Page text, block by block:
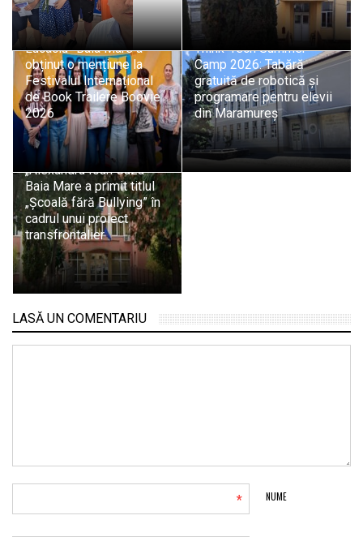
Echipa Colegiului „Vasile
Lucaciu” Baia Mare a
obținut o mențiune la
Festivalul Internațional
de Book Trailere Boovie
2026
Think-Tech Summer
Camp 2026: Tabără
gratuită de robotică și
programare pentru elevii
din Maramureș
Școala Gimnazială
„Alexandru Ioan Cuza”
Baia Mare a primit titlul
„Școală fără Bullying” în
cadrul unui proiect
transfrontalier
LASĂ UN COMENTARIU
NUME
*